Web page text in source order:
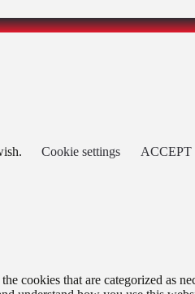
Cookie settings
ACCEPT
cookies that are categorized as